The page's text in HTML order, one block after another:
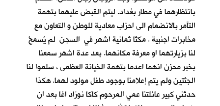
بانتظارهما في مطار بغداد. ليتم القبض عليهما بتهمة
التآمر بالانضمام الى احزاب معادية للوطن و التعاون مع
مخابرات اجنبية . مكثا ثمانية اشهر في السجن لم يُسمحْ
لنا بزيارتهما او معرفة مكانهما. بعد عدة اشهر سمعنا
بخبر محزن انهما اعدما بتهمة الخيانة العظمى ، سلموا لنا
الجثتين ولم يتم إعلامنا بوجود طفل مولود لهما. هكذا
حدثني كبير عائلتنا عمي المرحوم كاكا نوزاد اغا بعد ان